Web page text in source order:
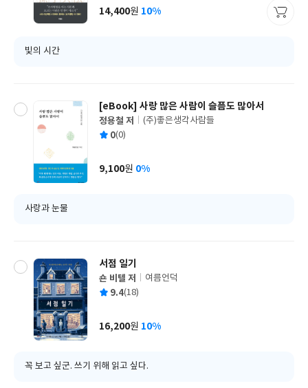
사
가
14,400원 10%
빛의 시간
[eBook] 사랑 많은 사람이 슬픔도 많아서
글
쓴
정용철 저
출
사
(주)좋은생각사람들
평 0(0)
가
9,100원 0%
사랑과 눈물
서점 일기
글
쓴
숀 비텔 저
출
사
여름언덕
평 9.4(18)
가
16,200원 10%
꼭 보고 싶군. 쓰기 위해 읽고 싶다.